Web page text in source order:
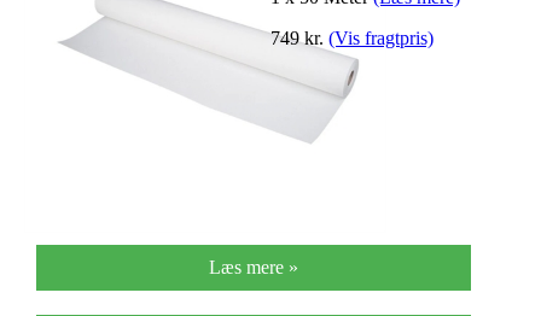
749 kr. (Vis fragtpris)
Læs mere »